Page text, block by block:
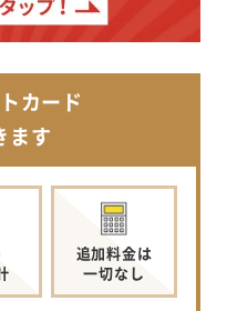
カード
ます
追加料金は
一切なし